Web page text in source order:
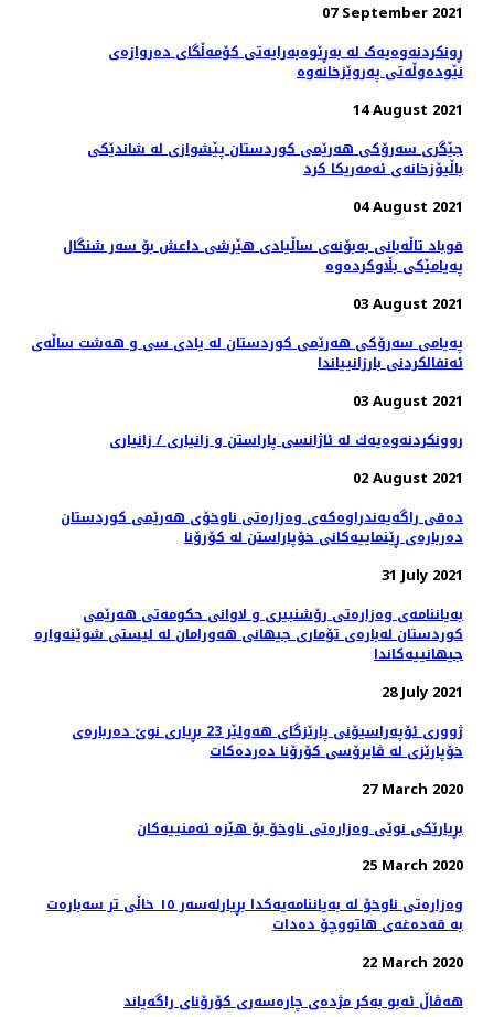
07 September 2021
ڕونکردنەوەیەک لە بەڕێوەبەرایەتی کۆمەڵگای دەروازەی
نێودەوڵەتی پەروێزخانەوە
14 August 2021
جێگری سەرۆکی هەرێمی کوردستان پێشوازی لە شاندێکی
باڵیۆزخانه‌ی ئه‌مه‌ریکا کرد
04 August 2021
قوباد تاڵەبانی بەبۆنەی ساڵیادی هێرشی داعش بۆ سەر شنگال
پەیامێکی بڵاوکردەوە
03 August 2021
پەیامی سەرۆکی هەرێمی کوردستان له‌ يادى سى و هه‌شت ساڵه‌ى
ئه‌نفالكردنى بارزانيياندا
03 August 2021
روونكردنه‌وه‌یه‌ك له‌ ئاژانسی پاراستن و زانیاری / زانیاری
02 August 2021
دەقی راگەیەندراوەکەی وەزارەتی ناوخۆی هەرێمی کوردستان
دەربارەی ڕێنماییەکانی خۆپاراستن لە کۆرۆنا
31 July 2021
بەیاننامەی وەزارەتی رۆشنبیری و لاوانی حکومەتی هەرێمی
کوردستان لەبارەی تۆماری جیهانی هەورامان لە لیستی شوێنەوارە
جیهانییەکاندا
28 July 2021
ژووری ئۆپەراسیۆنی پارێزگای هەولێر 23 بڕیاری نوێ‌ دەربارەی
خۆپارێزی لە ڤایرۆسی كۆرۆنا دەردەكات
27 March 2020
بڕیارێكی نوێی وەزارەتی ناوخۆ بۆ هێزە ئەمنییەكان
25 March 2020
وەزارەتی ناوخۆ لە بەیاننامەیەکدا بڕیارلەسەر ١٥ خاڵی تر سەبارەت
بە قەدەغەی هاتووچۆ دەدات
22 March 2020
هه‌ڤاڵ ئه‌بو به‌كر مژده‌ی چاره‌سه‌ری کۆرۆنای راگه‌یاند